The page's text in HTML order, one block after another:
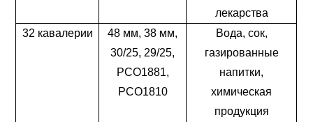
лекарства
32 кавалерии
48 мм, 38 мм,
30/25, 29/25,
PCO1881,
PCO1810
Вода, сок,
газированные
напитки,
химическая
продукция